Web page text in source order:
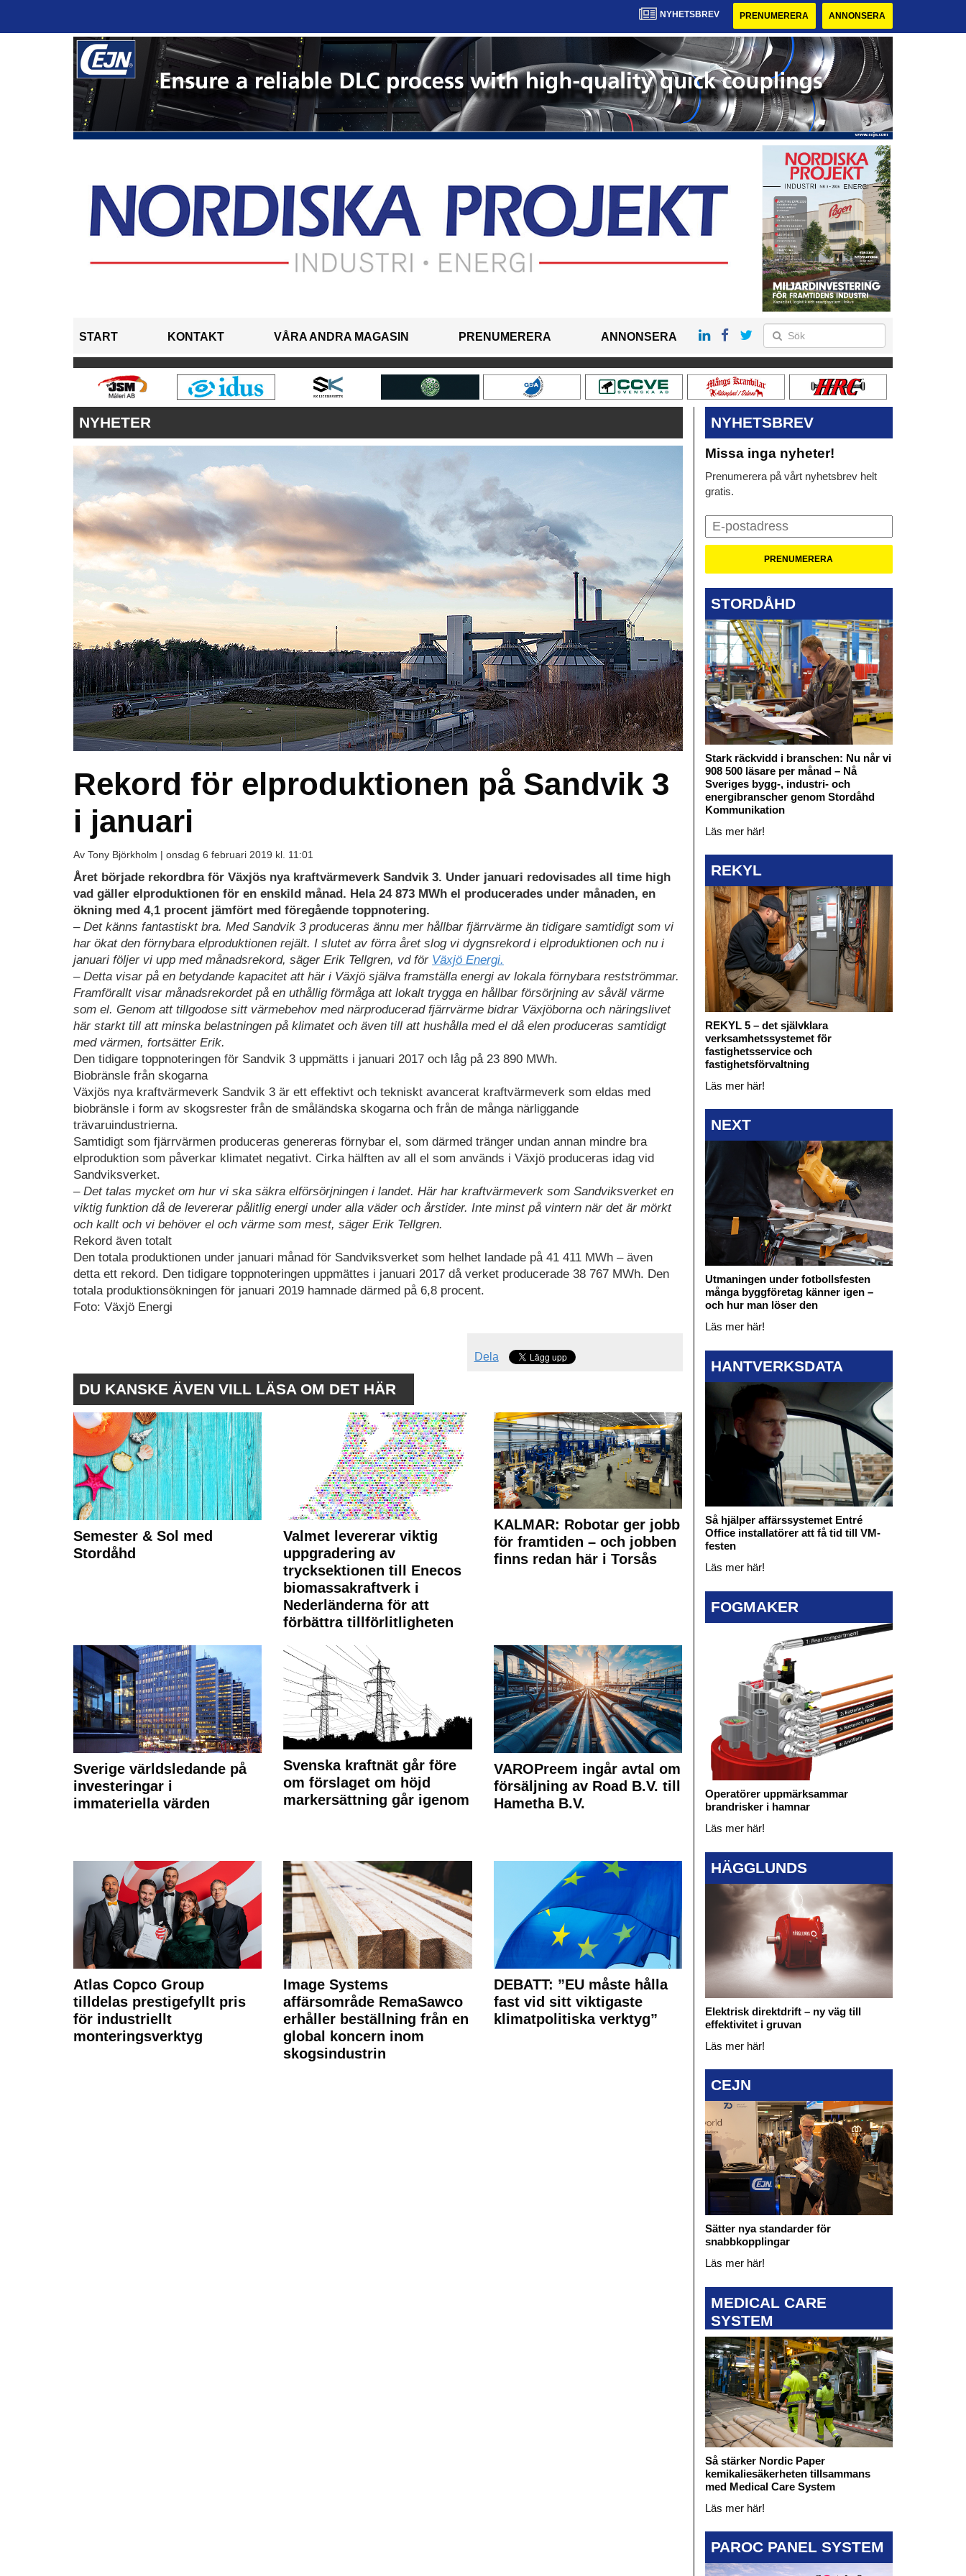
NYHETSBREV PRENUMERERA ANNONSERA
START KONTAKT VÅRA ANDRA MAGASIN PRENUMERERA ANNONSERA
NYHETER
Rekord för elproduktionen på Sandvik 3
i januari
Av Tony Björkholm | onsdag 6 februari 2019 kl. 11:01
Året började rekordbra för Växjös nya kraftvärmeverk Sandvik 3. Under januari redovisades all time high
vad gäller elproduktionen för en enskild månad. Hela 24 873 MWh el producerades under månaden, en
ökning med 4,1 procent jämfört med föregående toppnotering.
– Det känns fantastiskt bra. Med Sandvik 3 produceras ännu mer hållbar fjärrvärme än tidigare samtidigt som vi
har ökat den förnybara elproduktionen rejält. I slutet av förra året slog vi dygnsrekord i elproduktionen och nu i
januari följer vi upp med månadsrekord, säger Erik Tellgren, vd för Växjö Energi.
– Detta visar på en betydande kapacitet att här i Växjö själva framställa energi av lokala förnybara restströmmar.
Framförallt visar månadsrekordet på en uthållig förmåga att lokalt trygga en hållbar försörjning av såväl värme
som el. Genom att tillgodose sitt värmebehov med närproducerad fjärrvärme bidrar Växjöborna och näringslivet
här starkt till att minska belastningen på klimatet och även till att hushålla med el då elen produceras samtidigt
med värmen, fortsätter Erik.
Den tidigare toppnoteringen för Sandvik 3 uppmätts i januari 2017 och låg på 23 890 MWh.
Biobränsle från skogarna
Växjös nya kraftvärmeverk Sandvik 3 är ett effektivt och tekniskt avancerat kraftvärmeverk som eldas med
biobränsle i form av skogsrester från de småländska skogarna och från de många närliggande
trävaruindustrierna.
Samtidigt som fjärrvärmen produceras genereras förnybar el, som därmed tränger undan annan mindre bra
elproduktion som påverkar klimatet negativt. Cirka hälften av all el som används i Växjö produceras idag vid
Sandviksverket.
– Det talas mycket om hur vi ska säkra elförsörjningen i landet. Här har kraftvärmeverk som Sandviksverket en
viktig funktion då de levererar pålitlig energi under alla väder och årstider. Inte minst på vintern när det är mörkt
och kallt och vi behöver el och värme som mest, säger Erik Tellgren.
Rekord även totalt
Den totala produktionen under januari månad för Sandviksverket som helhet landade på 41 411 MWh – även
detta ett rekord. Den tidigare toppnoteringen uppmättes i januari 2017 då verket producerade 38 767 MWh. Den
totala produktionsökningen för januari 2019 hamnade därmed på 6,8 procent.
Foto: Växjö Energi
Dela
DU KANSKE ÄVEN VILL LÄSA OM DET HÄR
Semester & Sol med
Stordåhd
Valmet levererar viktig
uppgradering av
trycksektionen till Enecos
biomassakraftverk i
Nederländerna för att
förbättra tillförlitligheten
KALMAR: Robotar ger jobb
för framtiden – och jobben
finns redan här i Torsås
Sverige världsledande på
investeringar i
immateriella värden
Svenska kraftnät går före
om förslaget om höjd
markersättning går igenom
VAROPreem ingår avtal om
försäljning av Road B.V. till
Hametha B.V.
Atlas Copco Group
tilldelas prestigefyllt pris
för industriellt
monteringsverktyg
Image Systems
affärsområde RemaSawco
erhåller beställning från en
global koncern inom
skogsindustrin
DEBATT: ”EU måste hålla
fast vid sitt viktigaste
klimatpolitiska verktyg”
NYHETSBREV
Missa inga nyheter!
Prenumerera på vårt nyhetsbrev helt
gratis.
STORDÅHD
Stark räckvidd i branschen: Nu når vi
908 500 läsare per månad – Nå
Sveriges bygg-, industri- och
energibranscher genom Stordåhd
Kommunikation
Läs mer här!
REKYL
REKYL 5 – det självklara
verksamhetssystemet för
fastighetsservice och
fastighetsförvaltning
Läs mer här!
NEXT
Utmaningen under fotbollsfesten
många byggföretag känner igen –
och hur man löser den
Läs mer här!
HANTVERKSDATA
Så hjälper affärssystemet Entré
Office installatörer att få tid till VM-
festen
Läs mer här!
FOGMAKER
Operatörer uppmärksammar
brandrisker i hamnar
Läs mer här!
HÄGGLUNDS
Elektrisk direktdrift – ny väg till
effektivitet i gruvan
Läs mer här!
CEJN
Sätter nya standarder för
snabbkopplingar
Läs mer här!
MEDICAL CARE
SYSTEM
Så stärker Nordic Paper
kemikaliesäkerheten tillsammans
med Medical Care System
Läs mer här!
PAROC PANEL SYSTEM